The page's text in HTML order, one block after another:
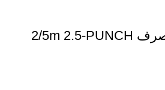
پانچ پوستی یکبار مصرف 2/5m 2.5-PUNCH